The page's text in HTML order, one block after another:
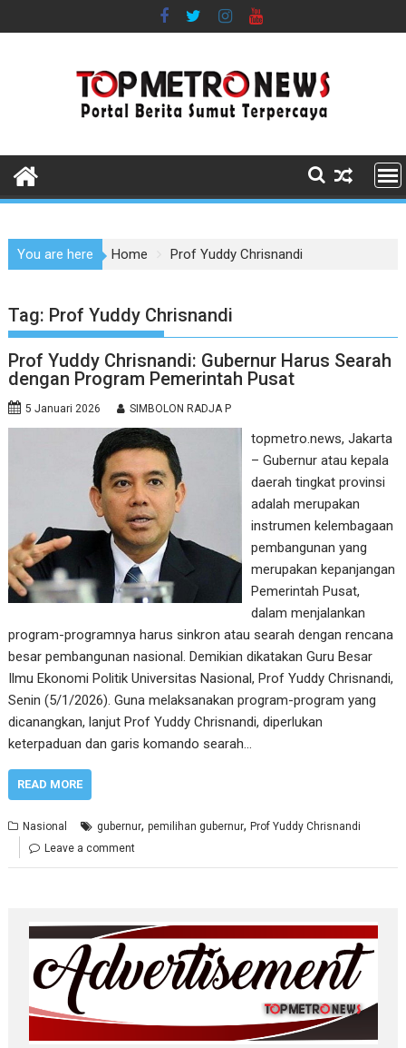
to
You are here Home Prof Yuddy Chrisnandi
Tag: Prof Yuddy Chrisnandi
Prof Yuddy Chrisnandi: Gubernur Harus Searah
dengan Program Pemerintah Pusat
5 Januari 2026 SIMBOLON RADJA P
topmetro.news, Jakarta
– Gubernur atau kepala
daerah tingkat provinsi
adalah merupakan
instrumen kelembagaan
pembangunan yang
merupakan kepanjangan
Pemerintah Pusat,
dalam menjalankan
program-programnya harus sinkron atau searah dengan rencana
besar pembangunan nasional. Demikian dikatakan Guru Besar
Ilmu Ekonomi Politik Universitas Nasional, Prof Yuddy Chrisnandi,
Senin (5/1/2026). Guna melaksanakan program-program yang
dicanangkan, lanjut Prof Yuddy Chrisnandi, diperlukan
keterpaduan dan garis komando searah…
READ MORE
Nasional gubernur,pemilihan gubernur,Prof Yuddy Chrisnandi
Leave a comment